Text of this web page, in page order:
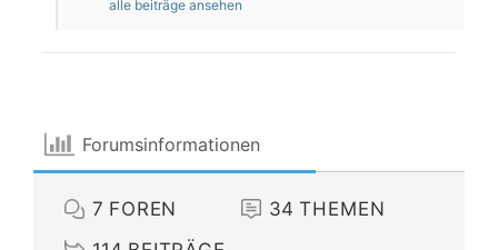
alle beiträge ansehen
Forumsinformationen
7 FOREN 34 THEMEN